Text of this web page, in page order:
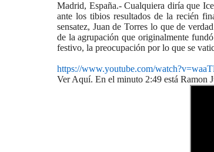
Madrid, España.- Cualquiera diría que
ante los tibios resultados de la recién
sensatez, Juan de Torres lo que de
de la agrupación que originalmente
festivo, la preocupación por lo que se
https://www.youtube.com/watch?
Ver Aquí. En el minuto 2:49 está Ramon